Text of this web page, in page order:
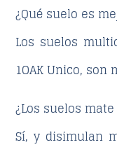
¿Qué suelo es
Los suelos
1OAK Unico, son
¿Los suelos
Sí, y disimulan